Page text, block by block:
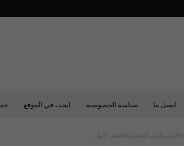
اتصل بنا سياسة الخصوصية ابحث في الموقع
الأولى (ذاتي المجيدة) الفصل الأول